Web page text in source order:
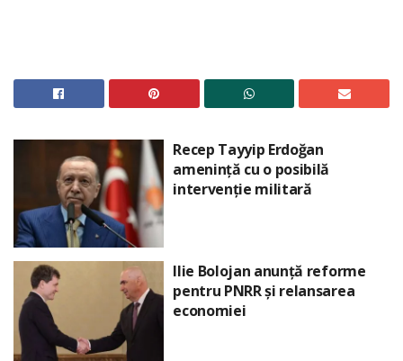
Recep Tayyip Erdoğan
amenință cu o posibilă
intervenție militară
Ilie Bolojan anunță reforme
pentru PNRR și relansarea
economiei